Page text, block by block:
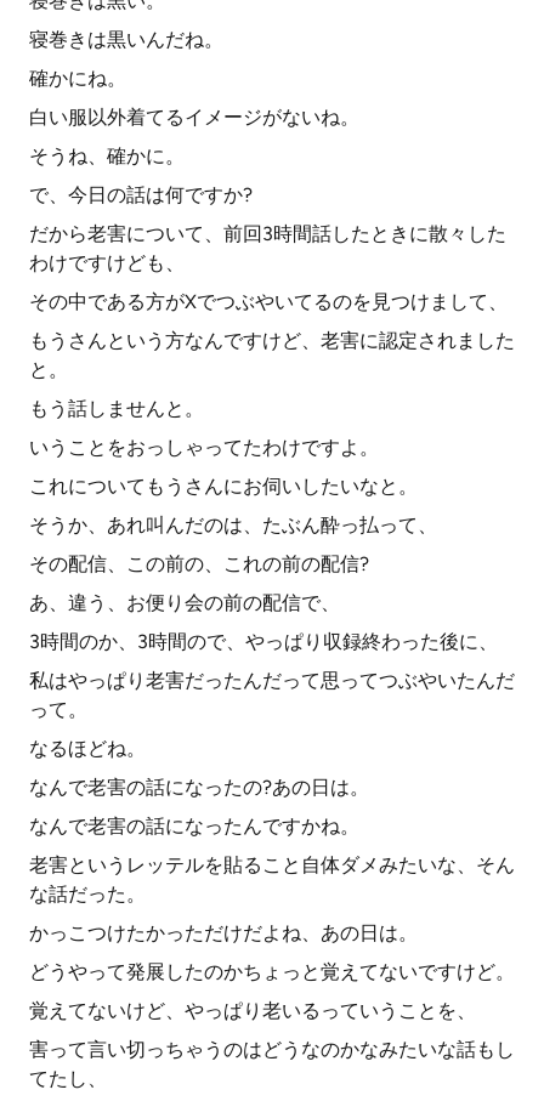
寝巻きは黒いんだね。
確かにね。
白い服以外着てるイメージがないね。
そうね、確かに。
で、今日の話は何ですか?
だから老害について、前回3時間話したときに散々した
わけですけども、
その中である方がXでつぶやいてるのを見つけまして、
もうさんという方なんですけど、老害に認定されました
と。
もう話しませんと。
いうことをおっしゃってたわけですよ。
これについてもうさんにお伺いしたいなと。
そうか、あれ叫んだのは、たぶん酔っ払って、
その配信、この前の、これの前の配信?
あ、違う、お便り会の前の配信で、
3時間のか、3時間ので、やっぱり収録終わった後に、
私はやっぱり老害だったんだって思ってつぶやいたんだ
って。
なるほどね。
なんで老害の話になったの?あの日は。
なんで老害の話になったんですかね。
老害というレッテルを貼ること自体ダメみたいな、そん
な話だった。
かっこつけたかっただけだよね、あの日は。
どうやって発展したのかちょっと覚えてないですけど。
覚えてないけど、やっぱり老いるっていうことを、
害って言い切っちゃうのはどうなのかなみたいな話もし
てたし、